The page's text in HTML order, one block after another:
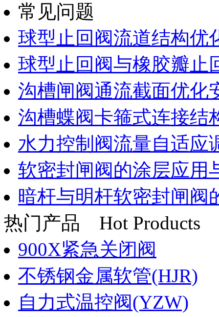
常见问题
球型止回阀流道结构优
球型止回阀与橡胶瓣止
沟槽闸阀通流截面优化
沟槽蝶阀卡箍式连接结
水力控制阀流量自适应
软密封闸阀的涂层应用
暗杆与明杆软密封闸阀
热门产品
Hot Products
900X紧急关闭阀
不锈钢金属软管(HJR)
自力式温控阀(YZW)